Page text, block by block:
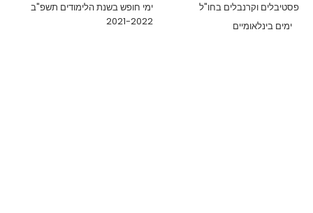
ימי חופש בשנת הלימודים תשפ"ב
2021-2022
פסטיבלים וקרנבלים בחו"ל
ימים בינלאומיים